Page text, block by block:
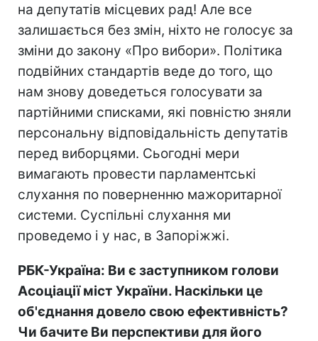
на депутатів місцевих рад! Але все
залишається без змін, ніхто не голосує за
зміни до закону «Про вибори». Політика
подвійних стандартів веде до того, що
нам знову доведеться голосувати за
партійними списками, які повністю зняли
персональну відповідальність депутатів
перед виборцями. Сьогодні мери
вимагають провести парламентські
слухання по поверненню мажоритарної
системи. Суспільні слухання ми
проведемо і у нас, в Запоріжжі.
РБК-Україна: Ви є заступником голови
Асоціації міст України. Наскільки це
об'єднання довело свою ефективність?
Чи бачите Ви перспективи для його